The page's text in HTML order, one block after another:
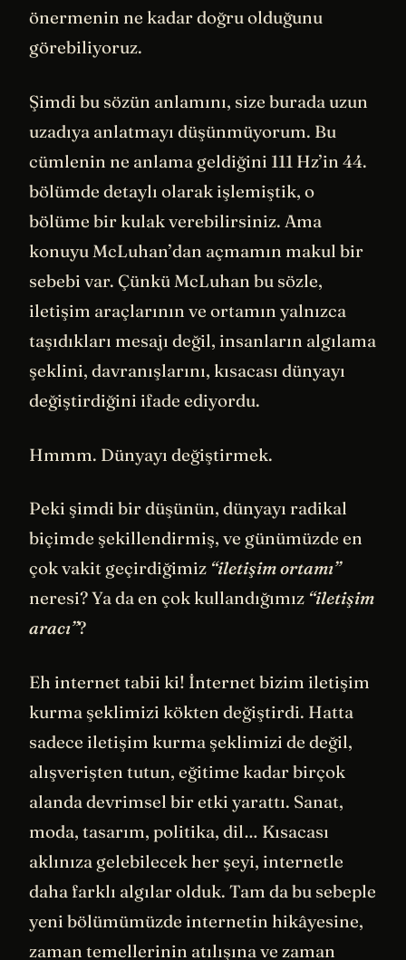
önermenin ne kadar doğru olduğunu
görebiliyoruz.
Şimdi bu sözün anlamını, size burada uzun
uzadıya anlatmayı düşünmüyorum. Bu
cümlenin ne anlama geldiğini 111 Hz’in 44.
bölümde detaylı olarak işlemiştik, o
bölüme bir kulak verebilirsiniz. Ama
konuyu McLuhan’dan açmamın makul bir
sebebi var. Çünkü McLuhan bu sözle,
iletişim araçlarının ve ortamın yalnızca
taşıdıkları mesajı değil, insanların algılama
şeklini, davranışlarını, kısacası dünyayı
değiştirdiğini ifade ediyordu.
Hmmm. Dünyayı değiştirmek.
Peki şimdi bir düşünün, dünyayı radikal
biçimde şekillendirmiş, ve günümüzde en
çok vakit geçirdiğimiz “iletişim ortamı”
neresi? Ya da en çok kullandığımız “iletişim
aracı”?
Eh internet tabii ki! İnternet bizim iletişim
kurma şeklimizi kökten değiştirdi. Hatta
sadece iletişim kurma şeklimizi de değil,
alışverişten tutun, eğitime kadar birçok
alanda devrimsel bir etki yarattı. Sanat,
moda, tasarım, politika, dil… Kısacası
aklınıza gelebilecek her şeyi, internetle
daha farklı algılar olduk. Tam da bu sebeple
yeni bölümümüzde internetin hikâyesine,
zaman temellerinin atılışına ve zaman